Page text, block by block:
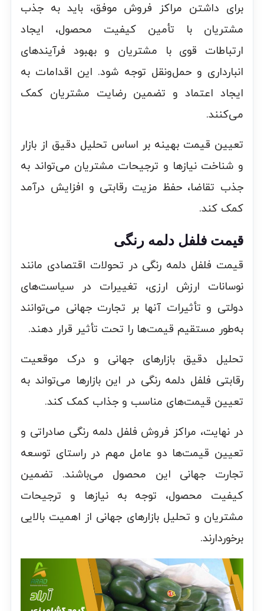
برای داشتن مراکز فروش موفق، باید به جذب
مشتریان با تأمین کیفیت محصول، ایجاد
ارتباطات قوی با مشتریان و بهبود فرآیندهای
انبارداری و حمل‌ونقل توجه شود. این اقدامات به
ایجاد اعتماد و تضمین رضایت مشتریان کمک
می‌کنند.
تعیین قیمت بهینه بر اساس تحلیل دقیق از بازار
و شناخت نیازها و ترجیحات مشتریان می‌تواند به
جذب تقاضا، حفظ مزیت رقابتی و افزایش درآمد
کمک کند.
قیمت فلفل دلمه رنگی
قیمت فلفل دلمه رنگی در تحولات اقتصادی مانند
نوسانات ارزش ارزی، تغییرات در سیاست‌های
دولتی و تأثیرات آنها بر تجارت جهانی می‌توانند
به‌طور مستقیم قیمت‌ها را تحت تأثیر قرار دهند.
تحلیل دقیق بازارهای جهانی و درک موقعیت
رقابتی فلفل دلمه رنگی در این بازارها می‌تواند به
تعیین قیمت‌های مناسب و جذاب کمک کند.
در نهایت، مراکز فروش فلفل دلمه رنگی صادراتی و
تعیین قیمت‌ها دو عامل مهم در راستای توسعه
تجارت جهانی این محصول می‌باشند. تضمین
کیفیت محصول، توجه به نیازها و ترجیحات
مشتریان و تحلیل بازارهای جهانی از اهمیت بالایی
برخوردارند.